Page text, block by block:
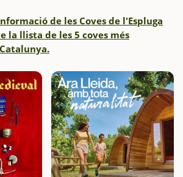
de les Coves de l'Espluga
la llista de les 5 coves més